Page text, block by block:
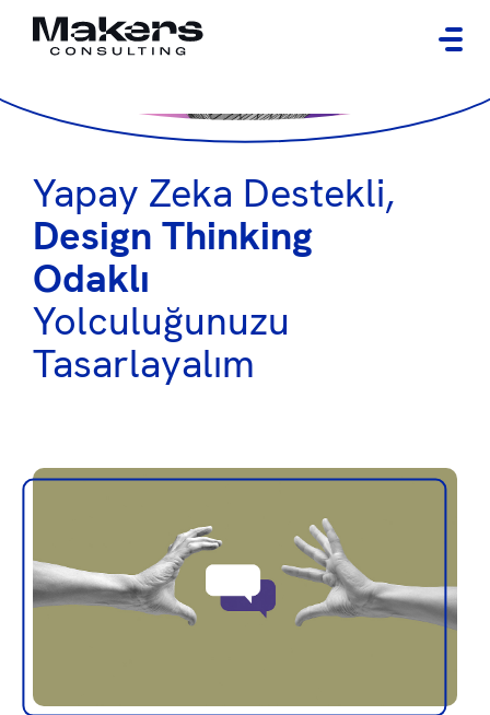
Yapay Zeka Destekli,
Design Thinking
Odaklı
Yolculuğunuzu
Tasarlayalım